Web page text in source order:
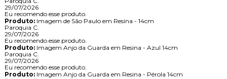
29/07/2026
Eu recomendo esse produto.
Produto:Imagem de São Paulo em Resina - 14cm
Paroquia C.
29/07/2026
Eu recomendo esse produto.
Produto:Imagem Anjo da Guarda em Resina - Azul 14cm
Paroquia C.
29/07/2026
Eu recomendo esse produto.
Produto:Imagem Anjo da Guarda em Resina - Pérola 14cm